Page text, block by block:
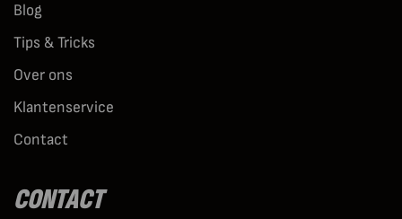
Blog
Tips & Tricks
Over ons
Klantenservice
Contact
CONTACT